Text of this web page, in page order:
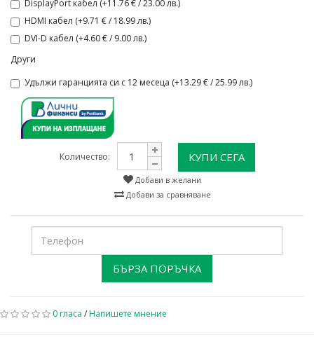
DisplayPort кабел (+11.76 € / 23.00 лв.)
HDMI кабел (+9.71 € / 18.99 лв.)
DVI-D кабел (+4.60 € / 9.00 лв.)
Други
Удължи гаранцията си с 12 месеца (+13.29 € / 25.99 лв.)
Количество: КУПИ СЕГА
Добави в желани
Добави за сравняване
БЪРЗА ПОРЪЧКА
0 гласа /Напишете мнение